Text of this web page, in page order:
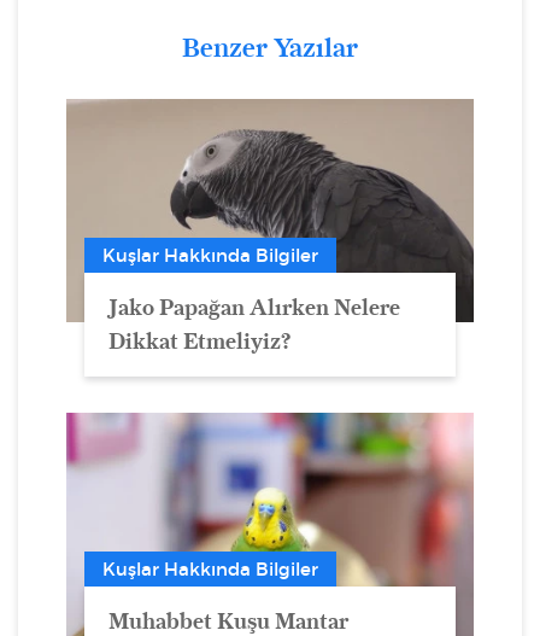
Benzer Yazılar
Kuşlar Hakkında Bilgiler
Jako Papağan Alırken Nelere
Dikkat Etmeliyiz?
Kuşlar Hakkında Bilgiler
Muhabbet Kuşu Mantar